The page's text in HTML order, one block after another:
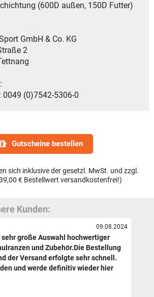
(600D außen, 150D Futter)
GmbH & Co. KG
2
(0)7542-5306-0
Gutscheine bestellen
sich inklusive der gesetzl. MwSt. und zzgl.
€ Bestellwert versandkostenfrei!)
Kunden:
09.08.2024
sehr große Auswahl hochwertiger
und Zubehör.Die Bestellung
der Versand erfolgte sehr schnell.
und werde definitiv wieder hier